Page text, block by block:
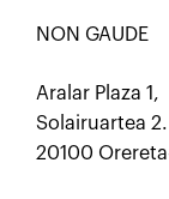
NON GAUDE
Aralar Plaza 1,
Solairuartea 2.
20100